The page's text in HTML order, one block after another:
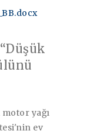
yağı
ev